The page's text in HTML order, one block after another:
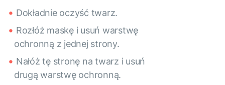
Dokładnie oczyść twarz.
Rozłóż maskę i usuń warstwę
ochronną z jednej strony.
Nałóż tę stronę na twarz i usuń
drugą warstwę ochronną.